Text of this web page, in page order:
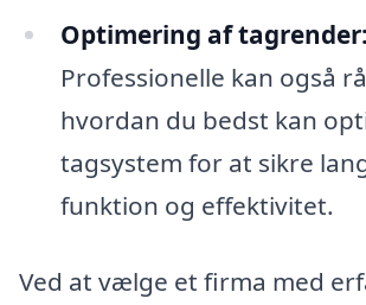
Optimering af tagrender:
Professionelle kan også
hvordan du bedst kan
tagsystem for at sikre
funktion og effektivitet.
Ved at vælge et firma med